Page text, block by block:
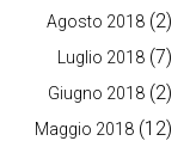
Agosto 2018 (2)
Luglio 2018 (7)
Giugno 2018 (2)
Maggio 2018 (12)